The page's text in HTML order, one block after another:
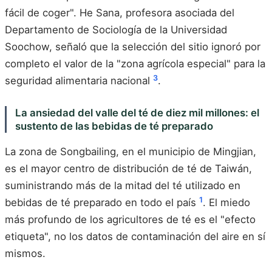
fácil de coger". He Sana, profesora asociada del
Departamento de Sociología de la Universidad
Soochow, señaló que la selección del sitio ignoró por
completo el valor de la "zona agrícola especial" para la
seguridad alimentaria nacional 3.
La ansiedad del valle del té de diez mil millones: el
sustento de las bebidas de té preparado
La zona de Songbailing, en el municipio de Mingjian,
es el mayor centro de distribución de té de Taiwán,
suministrando más de la mitad del té utilizado en
bebidas de té preparado en todo el país 1. El miedo
más profundo de los agricultores de té es el "efecto
etiqueta", no los datos de contaminación del aire en sí
mismos.